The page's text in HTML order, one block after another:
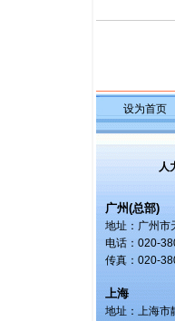
设为首页
人
广州(总部)
地址：广州市
电话：020-
传真：020-
上海
地址：上海市